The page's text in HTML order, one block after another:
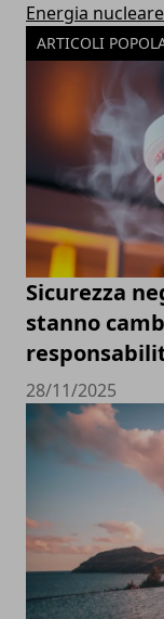
Energia nucleare
ARTICOLI
Sicurezza
stanno
28/11/2025